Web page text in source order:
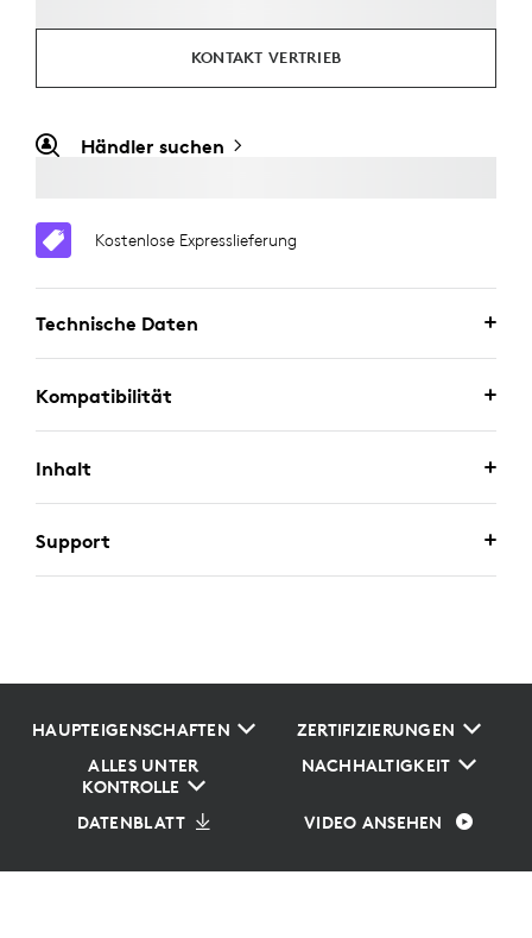
KONTAKT VERTRIEB
Händler suchen
Kostenlose Expresslieferung
Technische Daten
Kompatibilität
Inhalt
Support
HAUPTEIGENSCHAFTEN
ZERTIFIZIERUNGEN
ALLES UNTER
KONTROLLE
NACHHALTIGKEIT
DATENBLATT VIDEO ANSEHEN